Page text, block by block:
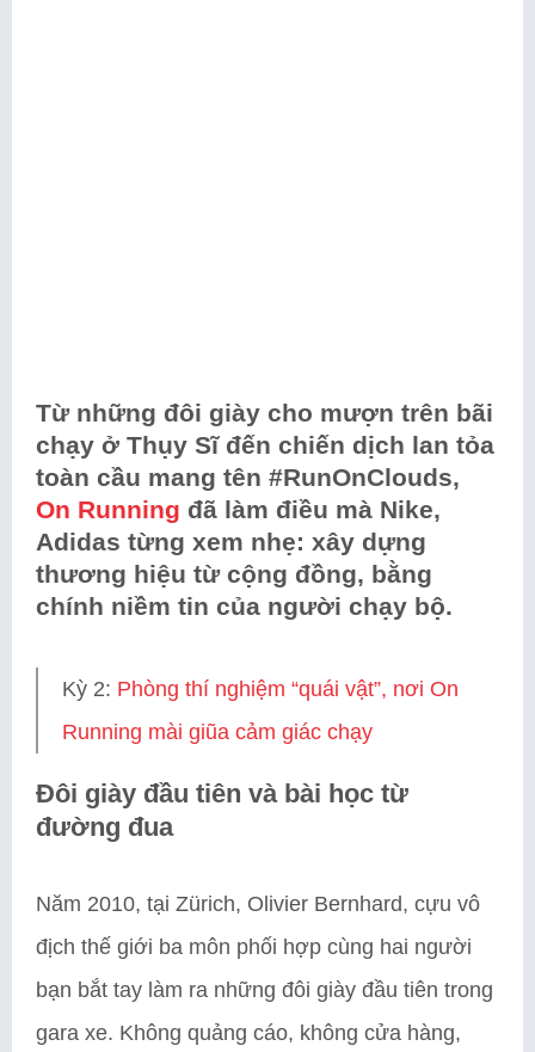
Từ những đôi giày cho mượn trên bãi
chạy ở Thụy Sĩ đến chiến dịch lan tỏa
toàn cầu mang tên #RunOnClouds,
On Running đã làm điều mà Nike,
Adidas từng xem nhẹ: xây dựng
thương hiệu từ cộng đồng, bằng
chính niềm tin của người chạy bộ.
Kỳ 2: Phòng thí nghiệm “quái vật”, nơi On
Running mài giũa cảm giác chạy
Đôi giày đầu tiên và bài học từ
đường đua
Năm 2010, tại Zürich, Olivier Bernhard, cựu vô
địch thế giới ba môn phối hợp cùng hai người
bạn bắt tay làm ra những đôi giày đầu tiên trong
gara xe. Không quảng cáo, không cửa hàng,